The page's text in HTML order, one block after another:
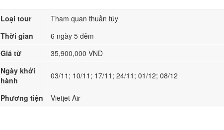
Loại tour
Tham quan thuần túy
Thời gian
6 ngày 5 đêm
Giá từ
35,900,000 VND
Ngày khởi
hành
03/11; 10/11; 17/11; 24/11; 01/12; 08/12
Phương tiện Vietjet Air